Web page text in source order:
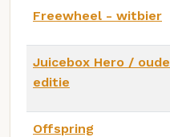
Freewheel - witbier
Juicebox Hero / oude
editie
Offspring